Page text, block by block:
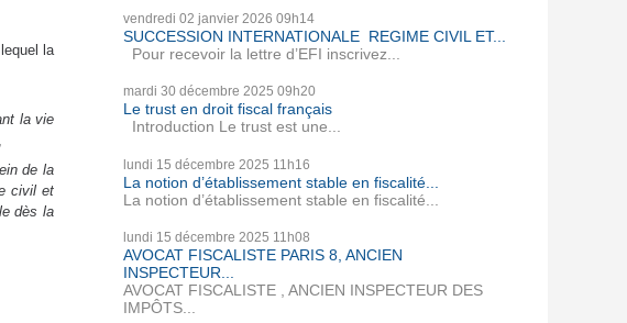
la
la vie
de la
civil et
dès la
vendredi 02 janvier 2026 09h14
SUCCESSION INTERNATIONALE REGIME CIVIL ET...
Pour recevoir la lettre d’EFI inscrivez...
mardi 30 décembre 2025 09h20
Le trust en droit fiscal français
Introduction Le trust est une...
lundi 15 décembre 2025 11h16
La notion d’établissement stable en fiscalité...
La notion d’établissement stable en fiscalité...
lundi 15 décembre 2025 11h08
AVOCAT FISCALISTE PARIS 8, ANCIEN
INSPECTEUR...
AVOCAT FISCALISTE , ANCIEN INSPECTEUR DES
IMPÔTS...